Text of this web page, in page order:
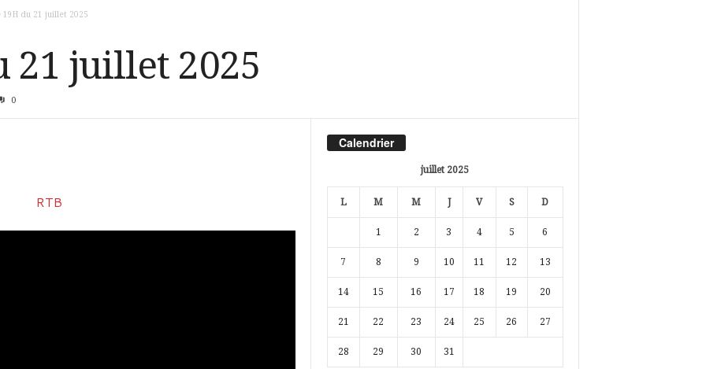
19H du 21 juillet 2025
21 juillet 2025
0
Calendrier
juillet 2025
L M M J V S D
1 2 3 4 5 6
7 8 9 10 11 12 13
14 15 16 17 18 19 20
21 22 23 24 25 26 27
28 29 30 31